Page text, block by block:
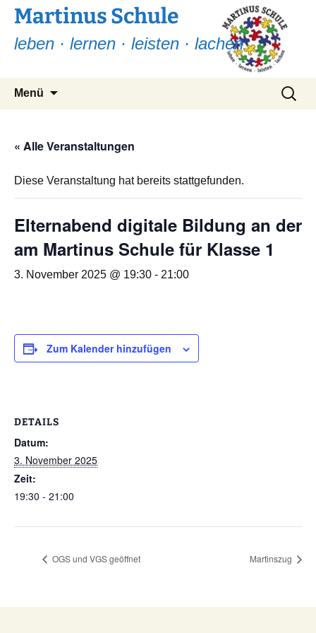
Martinus Schule
leben · lernen · leisten · lachen
Menü
Suchen
nach:
« Alle Veranstaltungen
Diese Veranstaltung hat bereits stattgefunden.
Elternabend digitale Bildung an der
am Martinus Schule für Klasse 1
3. November 2025 @ 19:30 - 21:00
Zum Kalender hinzufügen
DETAILS
Datum:
3. November 2025
Zeit:
19:30 - 21:00
OGS und VGS geöffnet Martinszug